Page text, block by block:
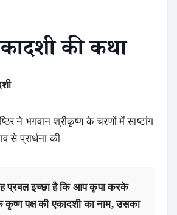
की कथा
ने भगवान श्रीकृष्ण के चरणों में साष्टांग
से प्रार्थना की —
प्रबल इच्छा है कि आप कृपा करके
पक्ष की एकादशी का नाम, उसका